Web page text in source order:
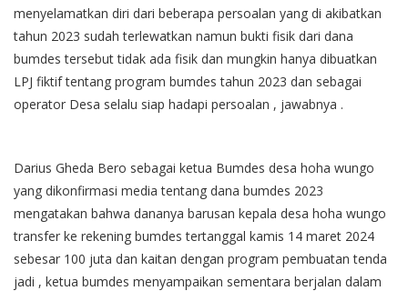
menyelamatkan diri dari beberapa persoalan yang di akibatkan
tahun 2023 sudah terlewatkan namun bukti fisik dari dana
bumdes tersebut tidak ada fisik dan mungkin hanya dibuatkan
LPJ fiktif tentang program bumdes tahun 2023 dan sebagai
operator Desa selalu siap hadapi persoalan , jawabnya .
Darius Gheda Bero sebagai ketua Bumdes desa hoha wungo
yang dikonfirmasi media tentang dana bumdes 2023
mengatakan bahwa dananya barusan kepala desa hoha wungo
transfer ke rekening bumdes tertanggal kamis 14 maret 2024
sebesar 100 juta dan kaitan dengan program pembuatan tenda
jadi , ketua bumdes menyampaikan sementara berjalan dalam